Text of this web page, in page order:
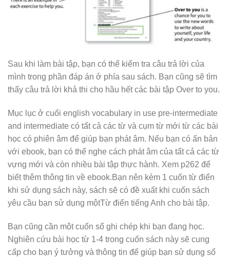
Sau khi làm bài tập, bạn có thể kiểm tra câu trả lời của
mình trong phần đáp án ở phía sau sách. Bạn cũng sẽ tìm
thấy câu trả lời khả thi cho hầu hết các bài tập Over to you.
Mục lục ở cuối english vocabulary in use pre-intermediate
and intermediate có tất cả các từ và cụm từ mới từ các bài
học có phiên âm để giúp bạn phát âm. Nếu bạn có ấn bản
với ebook, bạn có thể nghe cách phát âm của tất cả các từ
vựng mới và còn nhiều bài tập thực hành. Xem p262 để
biết thêm thông tin về ebook.Bạn nên kèm 1 cuốn từ điển
khi sử dụng sách này, sách sẽ có đề xuất khi cuốn sách
yêu cầu bạn sử dụng mộtTừ điển tiếng Anh cho bài tập.
Bạn cũng cần một cuốn sổ ghi chép khi bạn đang học.
Nghiên cứu bài học từ 1-4 trong cuốn sách này sẽ cung
cấp cho bạn ý tưởng và thông tin để giúp bạn sử dụng sổ